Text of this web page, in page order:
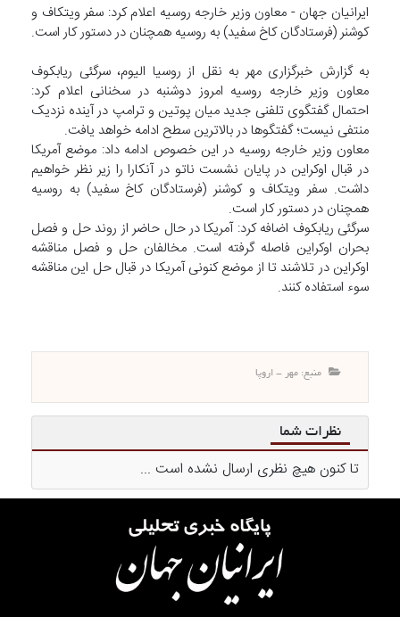
ایرانیان جهان - معاون وزیر خارجه روسیه اعلام کرد: سفر ویتکاف و
کوشنر (فرستادگان کاخ سفید) به روسیه همچنان در دستور کار است.
به گزارش خبرگزاری مهر به نقل از روسیا الیوم، سرگئی ریابکوف
معاون وزیر خارجه روسیه امروز دوشنبه در سخنانی اعلام کرد:
احتمال گفتگوی تلفنی جدید میان پوتین و ترامپ در آینده نزدیک
منتفی نیست؛ گفتگوها در بالاترین سطح ادامه خواهد یافت.
معاون وزیر خارجه روسیه در این خصوص ادامه داد: موضع آمریکا
در قبال اوکراین در پایان نشست ناتو در آنکارا را زیر نظر خواهیم
داشت. سفر ویتکاف و کوشنر (فرستادگان کاخ سفید) به روسیه
همچنان در دستور کار است.
سرگئی ریابکوف اضافه کرد: آمریکا در حال حاضر از روند حل‌ و فصل
بحران اوکراین فاصله گرفته است. مخالفان حل و فصل مناقشه
اوکراین در تلاشند تا از موضع کنونی آمریکا در قبال حل این مناقشه
سوء استفاده کنند.
منبع: مهر - اروپا
نظرات شما
تا کنون هیچ نظری ارسال نشده است ...